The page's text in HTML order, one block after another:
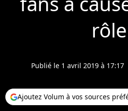
rôle
Publié le 1 avril 2019 à 17:17
Ajoutez Volum à vos sources